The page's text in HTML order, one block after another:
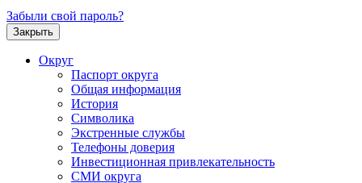
Забыли свой пароль?
Закрыть
Округ
Паспорт округа
Общая информация
История
Символика
Экстренные службы
Телефоны доверия
Инвестиционная привлекательность
СМИ округа